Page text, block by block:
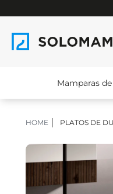
Mamparas
HOME PLATOS DE